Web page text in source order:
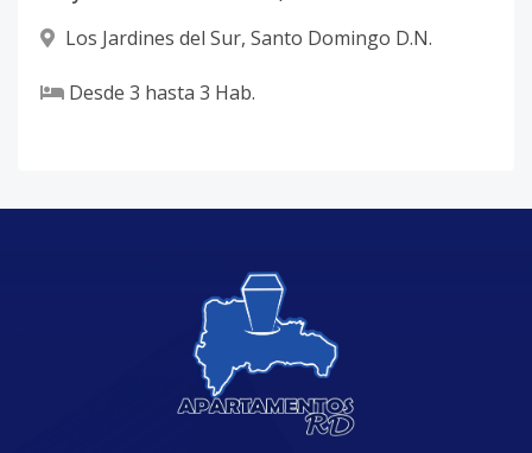
Los Jardines del Sur, Santo Domingo D.N.
Desde 3 hasta 3 Hab.